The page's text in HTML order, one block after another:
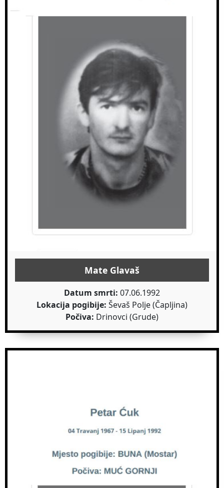
Mate Glavaš
Datum smrti: 07.06.1992
Lokacija pogibije: Ševaš Polje (Čapljina)
Počiva: Drinovci (Grude)